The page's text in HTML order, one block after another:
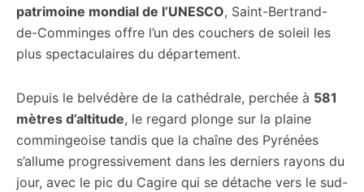
patrimoine mondial de l’UNESCO, Saint-Bertrand-
de-Comminges offre l’un des couchers de soleil les
plus spectaculaires du département.
Depuis le belvédère de la cathédrale, perchée à 581
mètres d’altitude, le regard plonge sur la plaine
commingeoise tandis que la chaîne des Pyrénées
s’allume progressivement dans les derniers rayons du
jour, avec le pic du Cagire qui se détache vers le sud-